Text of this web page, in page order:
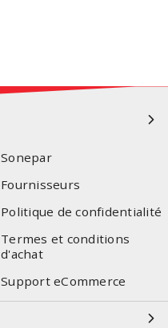
Sonepar
Fournisseurs
Politique de confidentialité
Termes et conditions
d'achat
Support eCommerce